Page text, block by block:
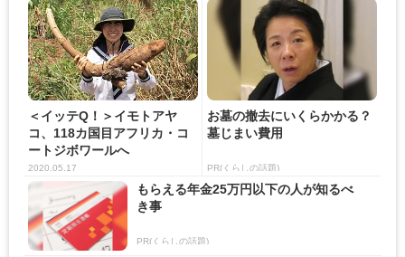
＜イッテQ！＞イモトアヤ
コ、118カ国目アフリカ・コ
ートジボワールへ
2020.05.17
お墓の撤去にいくらかかる？
墓じまい費用
PR(くらしの話題)
もらえる年金25万円以下の人が知るべ
き事
PR(くらしの話題)